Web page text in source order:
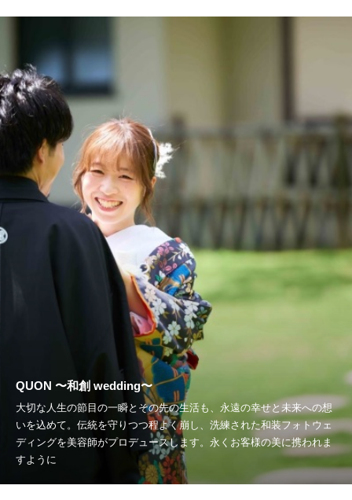
QUON 〜和創 wedding〜
大切な人生の節目の一瞬とその先の生活も、永遠の幸せと未来への想
いを込めて。伝統を守りつつ程よく崩し、洗練された和装フォトウェ
ディングを美容師がプロデュースします。永くお客様の美に携われま
すように